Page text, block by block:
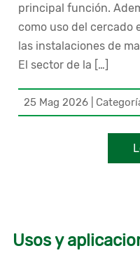
principal función.
como uso del cercado
las instalaciones de
El sector de la […]
25 Mag 2026|
Usos y